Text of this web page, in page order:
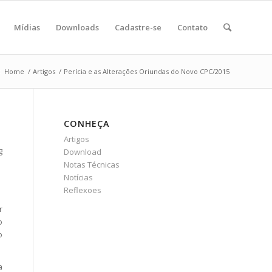
Mídias Downloads Cadastre-se Contato
Home / Artigos / Perícia e as Alterações Oriundas do Novo CPC/2015
CONHEÇA
Artigos
Download
Notas Técnicas
Notícias
Reflexoes